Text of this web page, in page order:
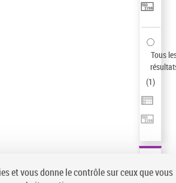
Tous
(1)
et vous donne le contrôle sur ceux que vous